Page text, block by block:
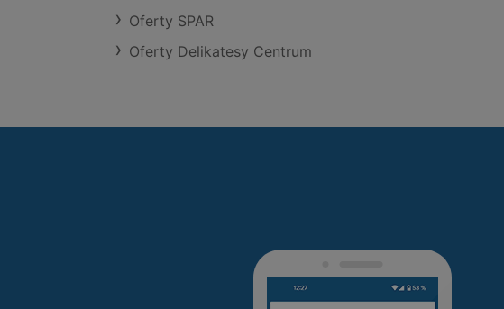
Oferty SPAR
Oferty Delikatesy Centrum